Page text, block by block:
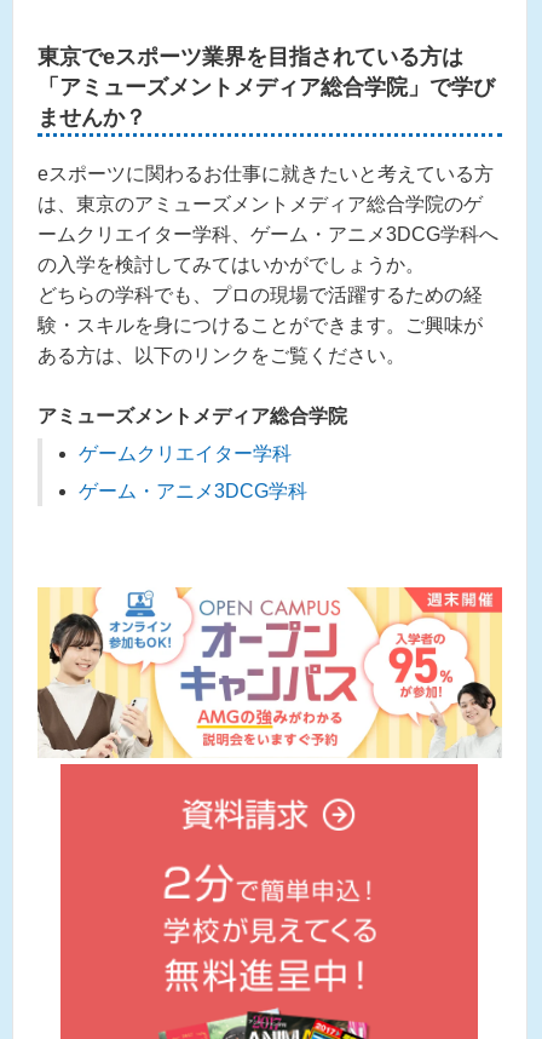
東京でeスポーツ業界を目指されている方は
「アミューズメントメディア総合学院」で学び
ませんか？
eスポーツに関わるお仕事に就きたいと考えている方
は、東京のアミューズメントメディア総合学院のゲ
ームクリエイター学科、ゲーム・アニメ3DCG学科へ
の入学を検討してみてはいかがでしょうか。
どちらの学科でも、プロの現場で活躍するための経
験・スキルを身につけることができます。ご興味が
ある方は、以下のリンクをご覧ください。
アミューズメントメディア総合学院
ゲームクリエイター学科
ゲーム・アニメ3DCG学科